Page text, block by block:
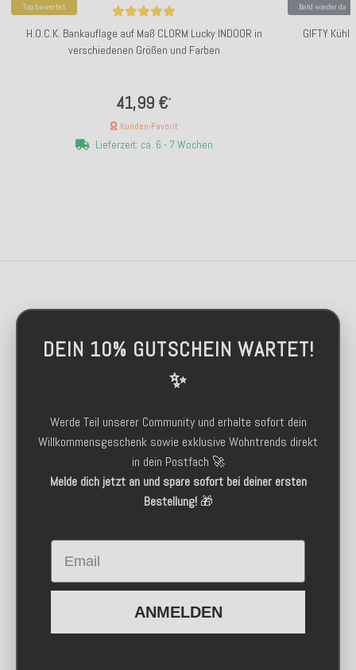
Top bewertet
H.O.C.K. Bankauflage auf Maß CLORM Lucky INDOOR in
verschiedenen Größen und Farben
41,99 €*
Kunden-Favorit
Lieferzeit: ca. 6 - 7 Wochen
Bald wieder da
GIFTY
DEIN 10% GUTSCHEIN WARTET!
✨
Werde Teil unserer Community und erhalte sofort dein
Willkommensgeschenk sowie exklusive Wohntrends direkt
in dein Postfach 🚀
Melde dich jetzt an und spare sofort bei deiner ersten
Bestellung!🎁
Email
ANMELDEN